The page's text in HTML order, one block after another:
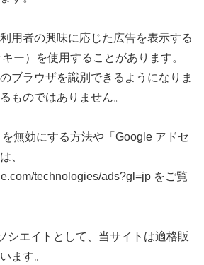
用者の興味に応じた広告を表示する
ー）を使用することがあります。
ブラウザを識別できるようになりま
ものではありません。
無効にする方法や「Google アドセ
、
technologies/ads?gl=jp をご覧
シエイトとして、当サイトは適格販
ます。